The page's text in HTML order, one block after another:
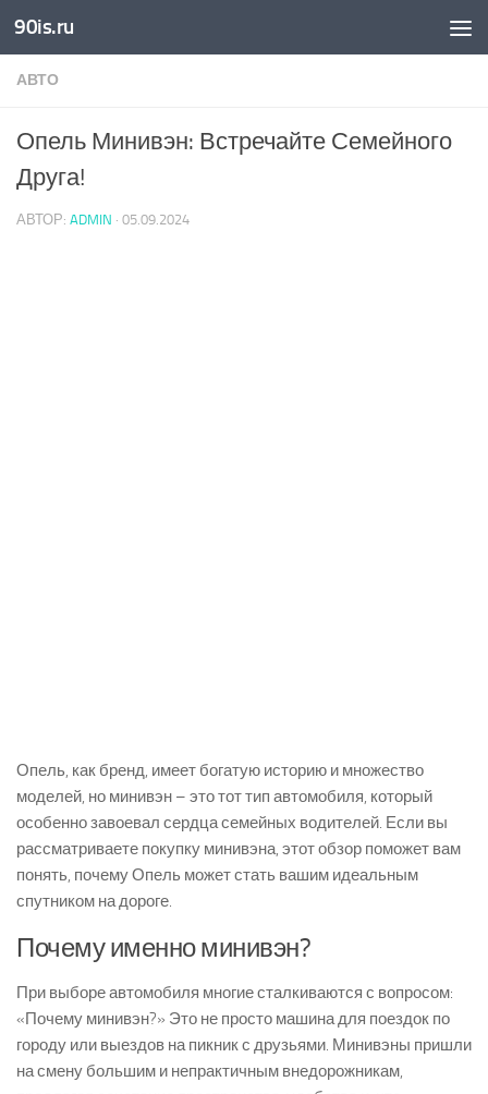
Skip to content
90is.ru
АВТО
Опель Минивэн: Встречайте Семейного
Друга!
АВТОР: ADMIN · 05.09.2024
Опель, как бренд, имеет богатую историю и множество
моделей, но минивэн – это тот тип автомобиля, который
особенно завоевал сердца семейных водителей. Если вы
рассматриваете покупку минивэна, этот обзор поможет вам
понять, почему Опель может стать вашим идеальным
спутником на дороге.
Почему именно минивэн?
При выборе автомобиля многие сталкиваются с вопросом:
«Почему минивэн?» Это не просто машина для поездок по
городу или выездов на пикник с друзьями. Минивэны пришли
на смену большим и непрактичным внедорожникам,